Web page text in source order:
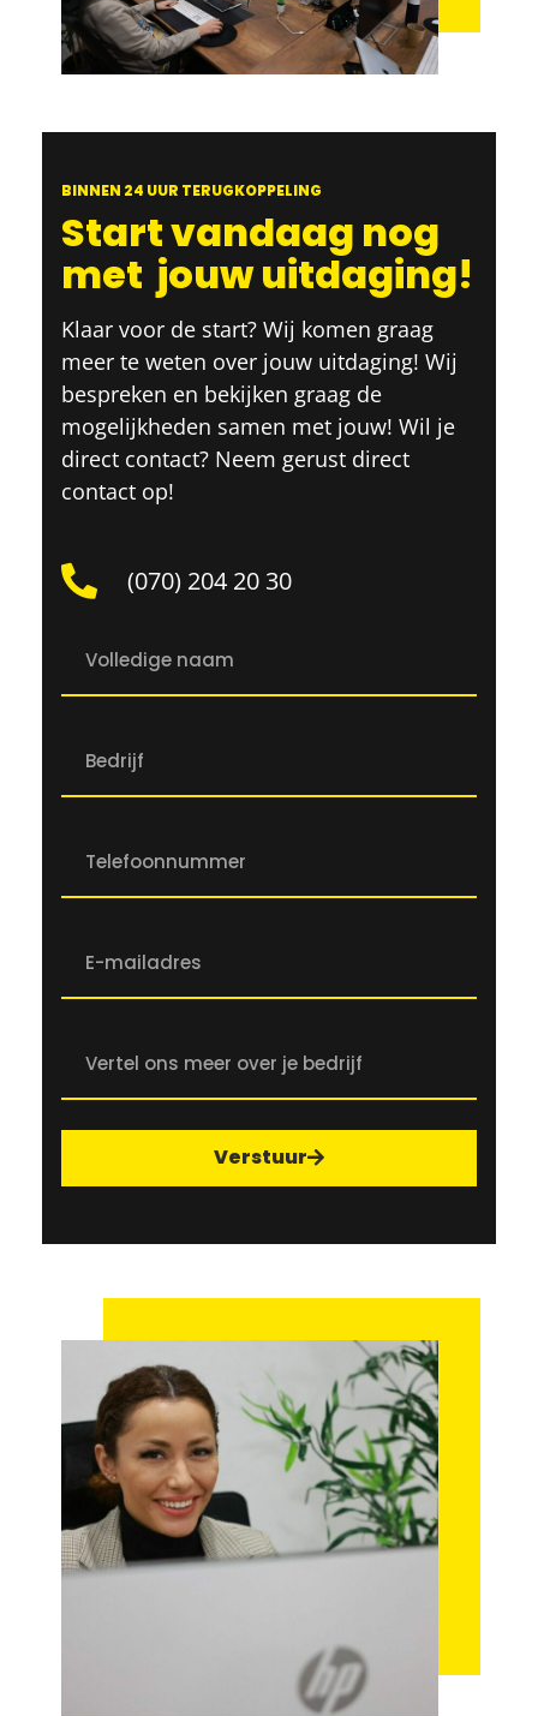
BINNEN 24 UUR TERUGKOPPELING
Start vandaag nog
met jouw uitdaging!
Klaar voor de start? Wij komen graag
meer te weten over jouw uitdaging! Wij
bespreken en bekijken graag de
mogelijkheden samen met jouw! Wil je
direct contact? Neem gerust direct
contact op!
(070) 204 20 30
Verstuur